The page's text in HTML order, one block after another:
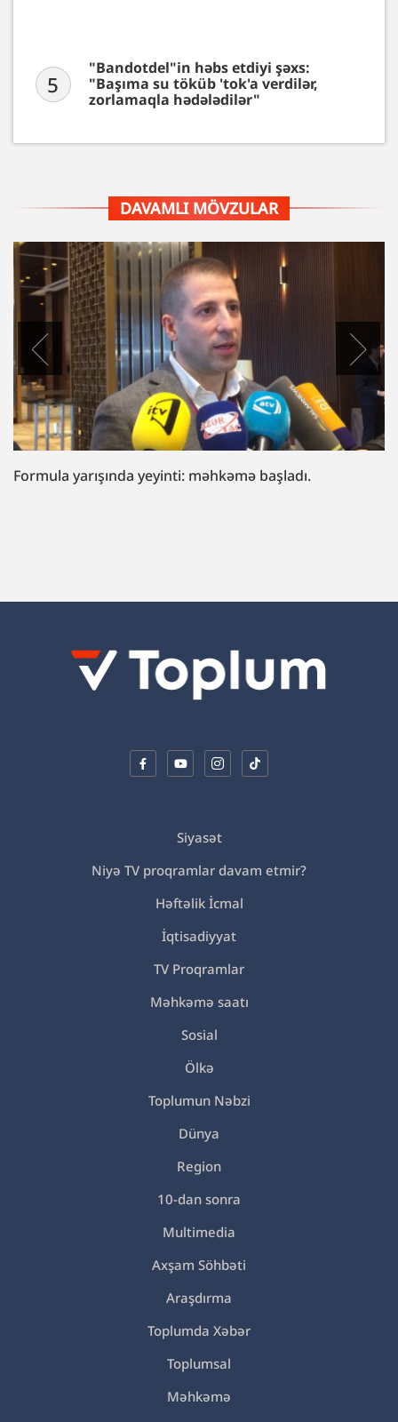
5
"Bandotdel"in həbs etdiyi şəxs:
"Başıma su töküb 'tok'a verdilər,
zorlamaqla hədələdilər"
DAVAMLI MÖVZULAR
“Fazil Mustafaya sui-qəsd işi”ndə müttəhim:
Siyasət
Niyə TV proqramlar davam etmir?
Həftəlik İcmal
İqtisadiyyat
TV Proqramlar
Məhkəmə saatı
Sosial
Ölkə
Toplumun Nəbzi
Dünya
Region
10-dan sonra
Multimedia
Axşam Söhbəti
Araşdırma
Toplumda Xəbər
Toplumsal
Məhkəmə